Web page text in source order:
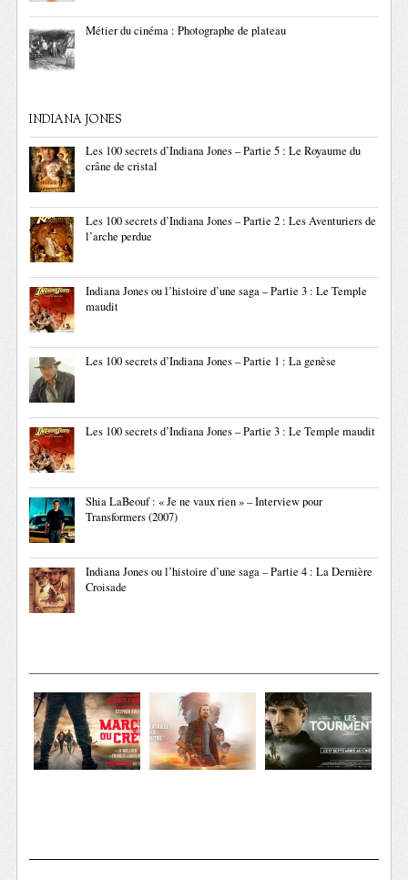
Métier du cinéma : Photographe de plateau
INDIANA JONES
Les 100 secrets d’Indiana Jones – Partie 5 : Le Royaume du
crâne de cristal
Les 100 secrets d’Indiana Jones – Partie 2 : Les Aventuriers de
l’arche perdue
Indiana Jones ou l’histoire d’une saga – Partie 3 : Le Temple
maudit
Les 100 secrets d’Indiana Jones – Partie 1 : La genèse
Les 100 secrets d’Indiana Jones – Partie 3 : Le Temple maudit
Shia LaBeouf : « Je ne vaux rien » – Interview pour
Transformers (2007)
Indiana Jones ou l’histoire d’une saga – Partie 4 : La Dernière
Croisade